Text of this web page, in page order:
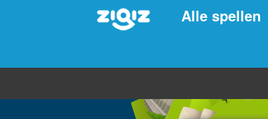
Alle spellen